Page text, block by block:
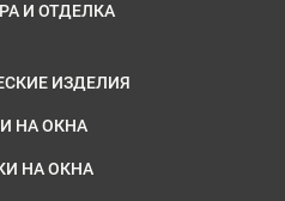
И ОТДЕЛКА
ИЗДЕЛИЯ
НА ОКНА
НА ОКНА